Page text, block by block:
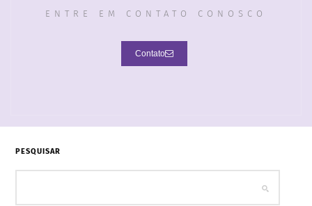
ENTRE EM CONTATO CONOSCO
Contato
PESQUISAR